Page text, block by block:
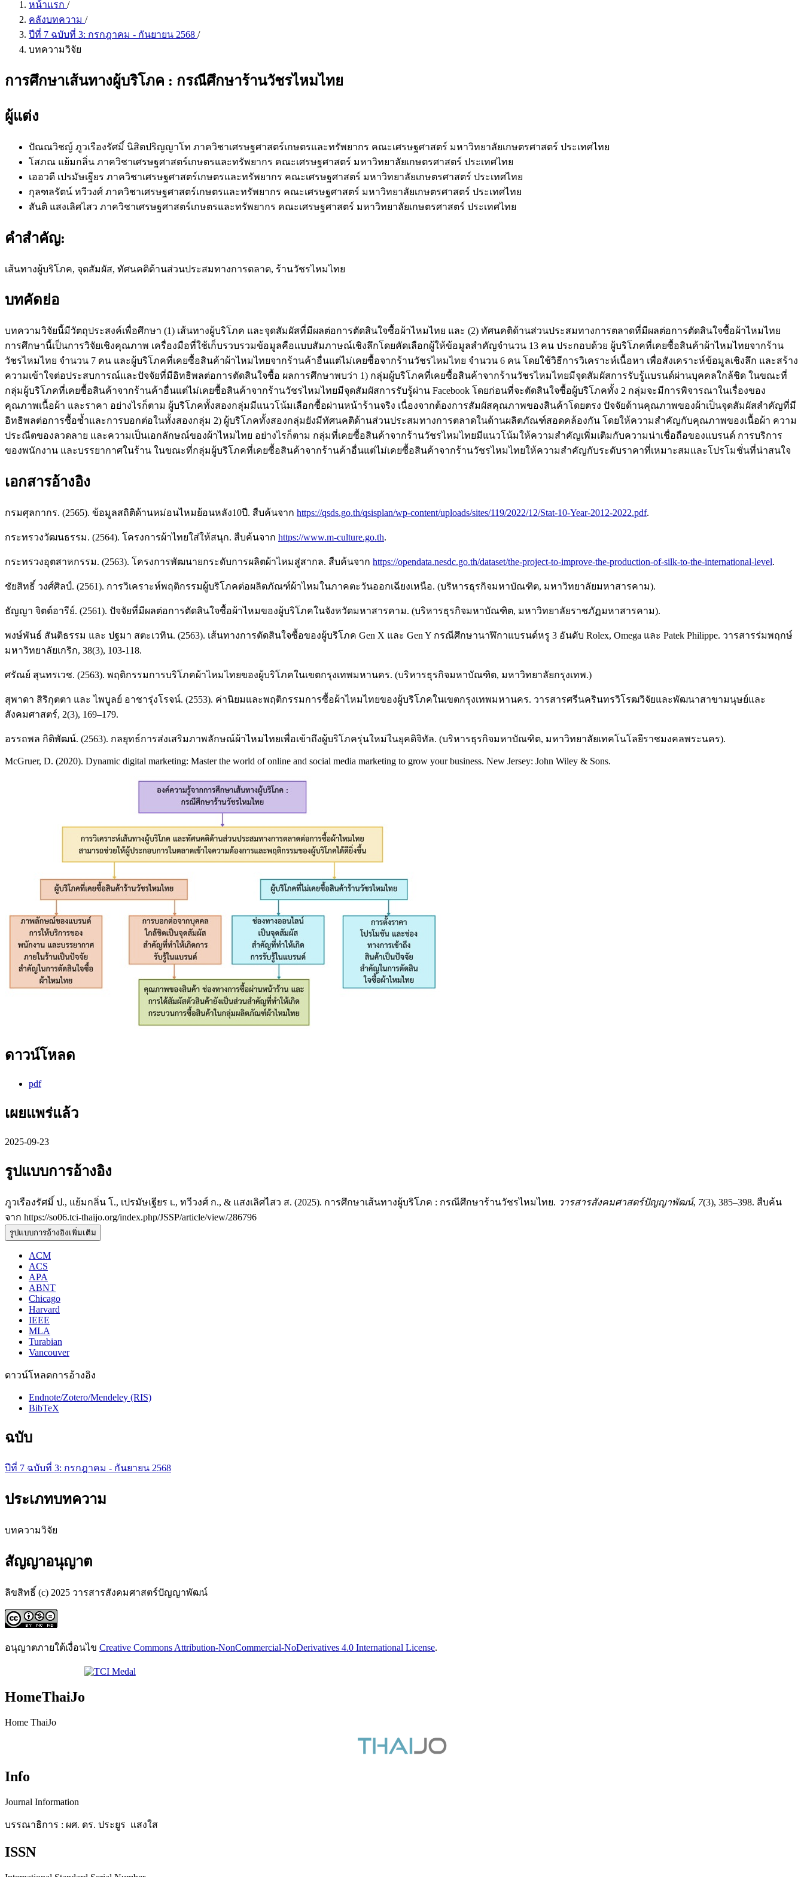
หน้าแรก /
คลังบทความ /
ปีที่ 7 ฉบับที่ 3: กรกฎาคม - กันยายน 2568 /
บทความวิจัย
การศึกษาเส้นทางผู้บริโภค : กรณีศึกษาร้านวัชรไหมไทย
ผู้แต่ง
ปัณณวิชญ์ ภูวเรืองรัศมิ์ นิสิตปริญญาโท ภาควิชาเศรษฐศาสตร์เกษตรและทรัพยากร คณะเศรษฐศาสตร์ มหาวิทยาลัยเกษตรศาสตร์ ประเทศไทย
โสภณ แย้มกลิ่น ภาควิชาเศรษฐศาสตร์เกษตรและทรัพยากร คณะเศรษฐศาสตร์ มหาวิทยาลัยเกษตรศาสตร์ ประเทศไทย
เออวดี เปรมัษเฐียร ภาควิชาเศรษฐศาสตร์เกษตรและทรัพยากร คณะเศรษฐศาสตร์ มหาวิทยาลัยเกษตรศาสตร์ ประเทศไทย
กุลฑลรัตน์ ทวีวงศ์ ภาควิชาเศรษฐศาสตร์เกษตรและทรัพยากร คณะเศรษฐศาสตร์ มหาวิทยาลัยเกษตรศาสตร์ ประเทศไทย
สันติ แสงเลิศไสว ภาควิชาเศรษฐศาสตร์เกษตรและทรัพยากร คณะเศรษฐศาสตร์ มหาวิทยาลัยเกษตรศาสตร์ ประเทศไทย
คำสำคัญ:
เส้นทางผู้บริโภค, จุดสัมผัส, ทัศนคติด้านส่วนประสมทางการตลาด, ร้านวัชรไหมไทย
บทคัดย่อ
บทความวิจัยนี้มีวัตถุประสงค์เพื่อศึกษา (1) เส้นทางผู้บริโภค และจุดสัมผัสที่มีผลต่อการตัดสินใจซื้อผ้าไหมไทย และ (2) ทัศนคติด้านส่วนประสมทางการตลาดที่มีผลต่อการตัดสินใจซื้อผ้าไหมไทย
การศึกษานี้เป็นการวิจัยเชิงคุณภาพ เครื่องมือที่ใช้เก็บรวบรวมข้อมูลคือแบบสัมภาษณ์เชิงลึกโดยคัดเลือกผู้ให้ข้อมูลสำคัญจำนวน 13 คน ประกอบด้วย ผู้บริโภคที่เคยซื้อสินค้าผ้าไหมไทยจากร้าน
วัชรไหมไทย จำนวน 7 คน และผู้บริโภคที่เคยซื้อสินค้าผ้าไหมไทยจากร้านค้าอื่นแต่ไม่เคยซื้อจากร้านวัชรไหมไทย จำนวน 6 คน โดยใช้วิธีการวิเคราะห์เนื้อหา เพื่อสังเคราะห์ข้อมูลเชิงลึก และสร้าง
ความเข้าใจต่อประสบการณ์และปัจจัยที่มีอิทธิพลต่อการตัดสินใจซื้อ ผลการศึกษาพบว่า 1) กลุ่มผู้บริโภคที่เคยซื้อสินค้าจากร้านวัชรไหมไทยมีจุดสัมผัสการรับรู้แบรนด์ผ่านบุคคลใกล้ชิด ในขณะที่
กลุ่มผู้บริโภคที่เคยซื้อสินค้าจากร้านค้าอื่นแต่ไม่เคยซื้อสินค้าจากร้านวัชรไหมไทยมีจุดสัมผัสการรับรู้ผ่าน Facebook โดยก่อนที่จะตัดสินใจซื้อผู้บริโภคทั้ง 2 กลุ่มจะมีการพิจารณาในเรื่องของ
คุณภาพเนื้อผ้า และราคา อย่างไรก็ตาม ผู้บริโภคทั้งสองกลุ่มมีแนวโน้มเลือกซื้อผ่านหน้าร้านจริง เนื่องจากต้องการสัมผัสคุณภาพของสินค้าโดยตรง ปัจจัยด้านคุณภาพของผ้าเป็นจุดสัมผัสสำคัญที่มี
อิทธิพลต่อการซื้อซ้ำและการบอกต่อในทั้งสองกลุ่ม 2) ผู้บริโภคทั้งสองกลุ่มยังมีทัศนคติด้านส่วนประสมทางการตลาดในด้านผลิตภัณฑ์สอดคล้องกัน โดยให้ความสำคัญกับคุณภาพของเนื้อผ้า ความ
ประณีตของลวดลาย และความเป็นเอกลักษณ์ของผ้าไหมไทย อย่างไรก็ตาม กลุ่มที่เคยซื้อสินค้าจากร้านวัชรไหมไทยมีแนวโน้มให้ความสำคัญเพิ่มเติมกับความน่าเชื่อถือของแบรนด์ การบริการ
ของพนักงาน และบรรยากาศในร้าน ในขณะที่กลุ่มผู้บริโภคที่เคยซื้อสินค้าจากร้านค้าอื่นแต่ไม่เคยซื้อสินค้าจากร้านวัชรไหมไทยให้ความสำคัญกับระดับราคาที่เหมาะสมและโปรโมชั่นที่น่าสนใจ
เอกสารอ้างอิง
กรมศุลกากร. (2565). ข้อมูลสถิติด้านหม่อนไหมย้อนหลัง10ปี. สืบค้นจาก https://qsds.go.th/qsisplan/wp-content/uploads/sites/119/2022/12/Stat-10-Year-2012-2022.pdf.
กระทรวงวัฒนธรรม. (2564). โครงการผ้าไทยใส่ให้สนุก. สืบค้นจาก https://www.m-culture.go.th.
กระทรวงอุตสาหกรรม. (2563). โครงการพัฒนายกระดับการผลิตผ้าไหมสู่สากล. สืบค้นจาก https://opendata.nesdc.go.th/dataset/the-project-to-improve-the-production-of-silk-to-the-international-level.
ชัยสิทธิ์ วงศ์ศิลป์. (2561). การวิเคราะห์พฤติกรรมผู้บริโภคต่อผลิตภัณฑ์ผ้าไหมในภาคตะวันออกเฉียงเหนือ. (บริหารธุรกิจมหาบัณฑิต, มหาวิทยาลัยมหาสารคาม).
ธัญญา จิตต์อารีย์. (2561). ปัจจัยที่มีผลต่อการตัดสินใจซื้อผ้าไหมของผู้บริโภคในจังหวัดมหาสารคาม. (บริหารธุรกิจมหาบัณฑิต, มหาวิทยาลัยราชภัฏมหาสารคาม).
พงษ์พันธ์ สันติธรรม และ ปฐมา สตะเวทิน. (2563). เส้นทางการตัดสินใจซื้อของผู้บริโภค Gen X และ Gen Y กรณีศึกษานาฬิกาแบรนด์หรู 3 อันดับ Rolex, Omega และ Patek Philippe. วารสารร่มพฤกษ์
มหาวิทยาลัยเกริก, 38(3), 103-118.
ศรัณย์ สุนทรเวช. (2563). พฤติกรรมการบริโภคผ้าไหมไทยของผู้บริโภคในเขตกรุงเทพมหานคร. (บริหารธุรกิจมหาบัณฑิต, มหาวิทยาลัยกรุงเทพ.)
สุพาดา สิริกุตตา และ ไพบูลย์ อาชารุ่งโรจน์. (2553). ค่านิยมและพฤติกรรมการซื้อผ้าไหมไทยของผู้บริโภคในเขตกรุงเทพมหานคร. วารสารศรีนครินทรวิโรฒวิจัยและพัฒนาสาขามนุษย์และ
สังคมศาสตร์, 2(3), 169–179.
อรรถพล กิติพัฒน์. (2563). กลยุทธ์การส่งเสริมภาพลักษณ์ผ้าไหมไทยเพื่อเข้าถึงผู้บริโภครุ่นใหม่ในยุคดิจิทัล. (บริหารธุรกิจมหาบัณฑิต, มหาวิทยาลัยเทคโนโลยีราชมงคลพระนคร).
McGruer, D. (2020). Dynamic digital marketing: Master the world of online and social media marketing to grow your business. New Jersey: John Wiley & Sons.
ดาวน์โหลด
pdf
เผยแพร่แล้ว
2025-09-23
รูปแบบการอ้างอิง
ภูวเรืองรัศมิ์ ป., แย้มกลิ่น โ., เปรมัษเฐียร เ., ทวีวงศ์ ก., & แสงเลิศไสว ส. (2025). การศึกษาเส้นทางผู้บริโภค : กรณีศึกษาร้านวัชรไหมไทย. วารสารสังคมศาสตร์ปัญญาพัฒน์, 7(3), 385–398. สืบค้น
จาก https://so06.tci-thaijo.org/index.php/JSSP/article/view/286796
รูปแบบการอ้างอิงเพิ่มเติม
ACM
ACS
APA
ABNT
Chicago
Harvard
IEEE
MLA
Turabian
Vancouver
ดาวน์โหลดการอ้างอิง
Endnote/Zotero/Mendeley (RIS)
BibTeX
ฉบับ
ปีที่ 7 ฉบับที่ 3: กรกฎาคม - กันยายน 2568
ประเภทบทความ
บทความวิจัย
สัญญาอนุญาต
ลิขสิทธิ์ (c) 2025 วารสารสังคมศาสตร์ปัญญาพัฒน์
อนุญาตภายใต้เงื่อนไข Creative Commons Attribution-NonCommercial-NoDerivatives 4.0 International License.
HomeThaiJo
Home ThaiJo
Info
Journal Information
บรรณาธิการ : ผศ. ดร. ประยูร แสงใส
ISSN